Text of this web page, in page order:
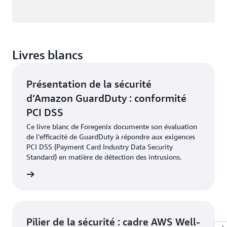
Livres blancs
Présentation de la sécurité
d’Amazon GuardDuty : conformité
PCI DSS
Ce livre blanc de Foregenix documente son évaluation
de l’efficacité de GuardDuty à répondre aux exigences
PCI DSS (Payment Card Industry Data Security
Standard) en matière de détection des intrusions.
Pilier de la sécurité : cadre AWS Well-